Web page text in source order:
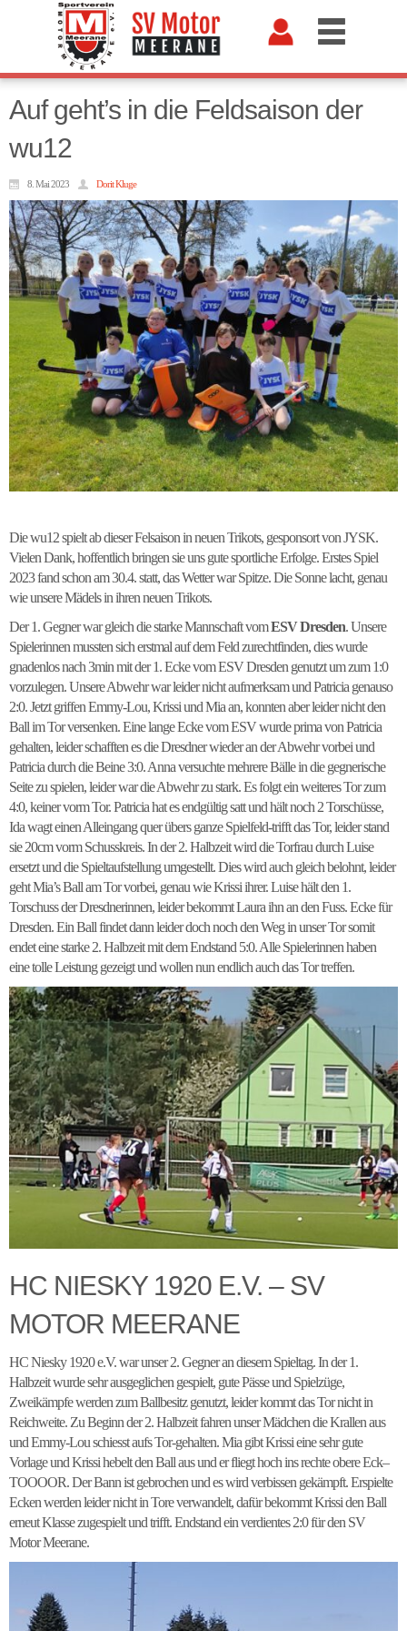
Auf geht’s in die Feldsaison der
wu12
8. Mai 2023 Dorit Kluge
Die wu12 spielt ab dieser Felsaison in neuen Trikots, gesponsort von JYSK.
Vielen Dank, hoffentlich bringen sie uns gute sportliche Erfolge. Erstes Spiel
2023 fand schon am 30.4. statt, das Wetter war Spitze. Die Sonne lacht, genau
wie unsere Mädels in ihren neuen Trikots.
Der 1. Gegner war gleich die starke Mannschaft vomESV Dresden. Unsere
Spielerinnen mussten sich erstmal auf dem Feld zurechtfinden, dies wurde
gnadenlos nach 3min mit der 1. Ecke vom ESV Dresden genutzt um zum 1:0
vorzulegen. Unsere Abwehr war leider nicht aufmerksam und Patricia genauso
2:0. Jetzt griffen Emmy-Lou, Krissi und Mia an, konnten aber leider nicht den
Ball im Tor versenken. Eine lange Ecke vom ESV wurde prima von Patricia
gehalten, leider schafften es die Dresdner wieder an der Abwehr vorbei und
Patricia durch die Beine 3:0. Anna versuchte mehrere Bälle in die gegnerische
Seite zu spielen, leider war die Abwehr zu stark. Es folgt ein weiteres Tor zum
4:0, keiner vorm Tor. Patricia hat es endgültig satt und hält noch 2 Torschüsse,
Ida wagt einen Alleingang quer übers ganze Spielfeld-trifft das Tor, leider stand
sie 20cm vorm Schusskreis. In der 2. Halbzeit wird die Torfrau durch Luise
ersetzt und die Spieltaufstellung umgestellt. Dies wird auch gleich belohnt, leider
geht Mia’s Ball am Tor vorbei, genau wie Krissi ihrer. Luise hält den 1.
Torschuss der Dresdnerinnen, leider bekommt Laura ihn an den Fuss. Ecke für
Dresden. Ein Ball findet dann leider doch noch den Weg in unser Tor somit
endet eine starke 2. Halbzeit mit dem Endstand 5:0. Alle Spielerinnen haben
eine tolle Leistung gezeigt und wollen nun endlich auch das Tor treffen.
HC NIESKY 1920 E.V. – SV
MOTOR MEERANE
HC Niesky 1920 e.V. war unser 2. Gegner an diesem Spieltag. In der 1.
Halbzeit wurde sehr ausgeglichen gespielt, gute Pässe und Spielzüge,
Zweikämpfe werden zum Ballbesitz genutzt, leider kommt das Tor nicht in
Reichweite. Zu Beginn der 2. Halbzeit fahren unser Mädchen die Krallen aus
und Emmy-Lou schiesst aufs Tor-gehalten. Mia gibt Krissi eine sehr gute
Vorlage und Krissi hebelt den Ball aus und er fliegt hoch ins rechte obere Eck–
TOOOOR. Der Bann ist gebrochen und es wird verbissen gekämpft. Erspielte
Ecken werden leider nicht in Tore verwandelt, dafür bekommt Krissi den Ball
erneut Klasse zugespielt und trifft. Endstand ein verdientes 2:0 für den SV
Motor Meerane.